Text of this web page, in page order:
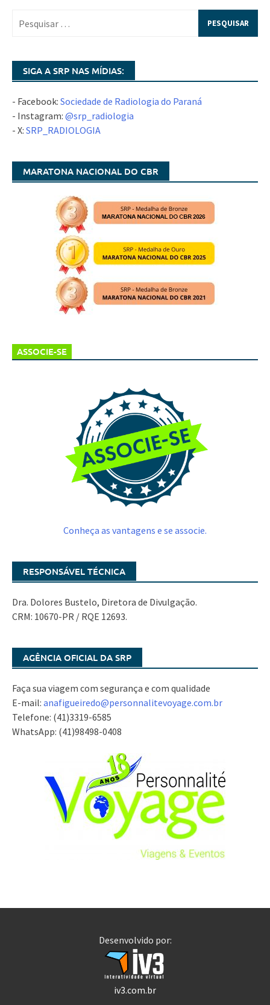
SIGA A SRP NAS MÍDIAS:
- Facebook: Sociedade de Radiologia do Paraná
- Instagram: @srp_radiologia
- X: SRP_RADIOLOGIA
MARATONA NACIONAL DO CBR
ASSOCIE-SE
Conheça as vantagens e se associe.
RESPONSÁVEL TÉCNICA
Dra. Dolores Bustelo, Diretora de Divulgação.
CRM: 10670-PR / RQE 12693.
AGÊNCIA OFICIAL DA SRP
Faça sua viagem com segurança e com qualidade
E-mail: anafigueiredo@personnalitevoyage.com.br
Telefone: (41)3319-6585
WhatsApp: (41)98498-0408
Desenvolvido por:
iv3.com.br